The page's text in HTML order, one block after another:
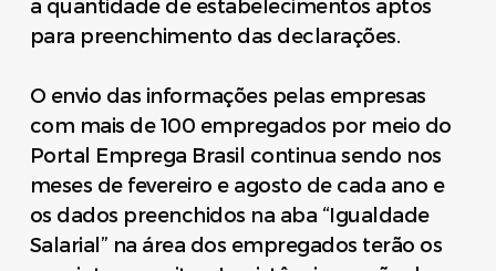
a quantidade de estabelecimentos aptos
para preenchimento das declarações.
O envio das informações pelas empresas
com mais de 100 empregados por meio do
Portal Emprega Brasil continua sendo nos
meses de fevereiro e agosto de cada ano e
os dados preenchidos na aba “Igualdade
Salarial” na área dos empregados terão os